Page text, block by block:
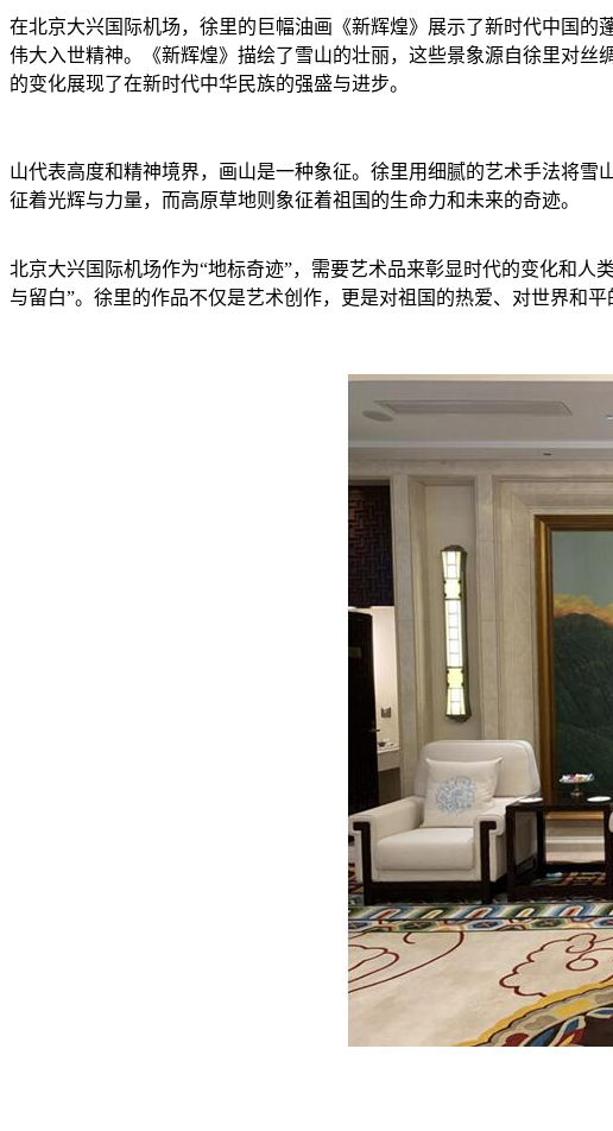
在北京大兴国际机场，徐里的巨幅油画《新辉煌》展示了新时代中国
伟大入世精神。《新辉煌》描绘了雪山的壮丽，这些景象源自徐里对
的变化展现了在新时代中华民族的强盛与进步。
山代表高度和精神境界，画山是一种象征。徐里用细腻的艺术手法将
征着光辉与力量，而高原草地则象征着祖国的生命力和未来的奇迹。
北京大兴国际机场作为“地标奇迹”，需要艺术品来彰显时代的变化和
与留白”。徐里的作品不仅是艺术创作，更是对祖国的热爱、对世界和